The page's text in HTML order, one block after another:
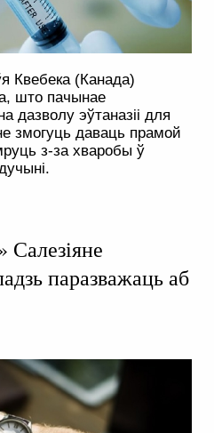
Квебека (Канада)
што пачынае
дазволу эўтаназіі для
змогуць даваць прамой
з-за хваробы ў
Салезіяне
паразважаць аб